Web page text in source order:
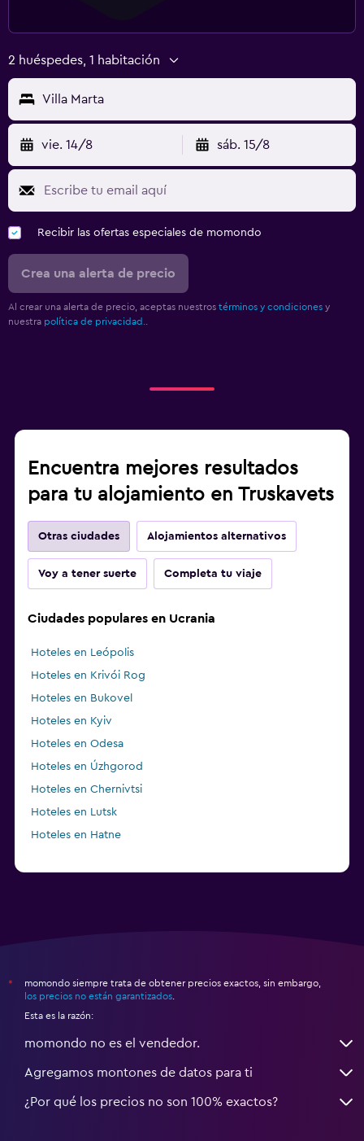
2 huéspedes, 1 habitación
Villa Marta
vie. 14/8 sáb. 15/8
Recibir las ofertas especiales de momondo
Crea una alerta de precio
Al crear una alerta de precio, aceptas nuestros términos y condiciones y
nuestra política de privacidad.
Encuentra mejores resultados
para tu alojamiento en Truskavets
Otras ciudades Alojamientos alternativos
Voy a tener suerte Completa tu viaje
Ciudades populares en Ucrania
Hoteles en Leópolis
Hoteles en Krivói Rog
Hoteles en Bukovel
Hoteles en Kyiv
Hoteles en Odesa
Hoteles en Úzhgorod
Hoteles en Chernivtsi
Hoteles en Lutsk
Hoteles en Hatne
*
momondo siempre trata de obtener precios exactos, sin embargo,
los precios no están garantizados
Esta es la razón:
momondo no es el vendedor.
Agregamos montones de datos para ti
¿Por qué los precios no son 100% exactos?